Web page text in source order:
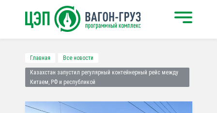
Главная Все новости
Казахстан запустил регулярный контейнерный рейс между
Китаем, РФ и республикой